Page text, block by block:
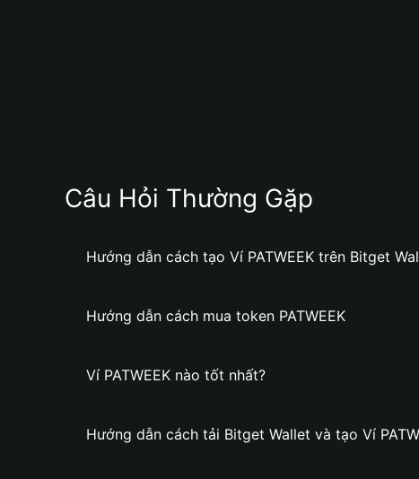
Câu Hỏi Thường Gặp
Hướng dẫn cách tạo Ví PATWEEK trên Bitget
Hướng dẫn cách mua token PATWEEK
Ví PATWEEK nào tốt nhất?
Hướng dẫn cách tải Bitget Wallet và tạo Ví